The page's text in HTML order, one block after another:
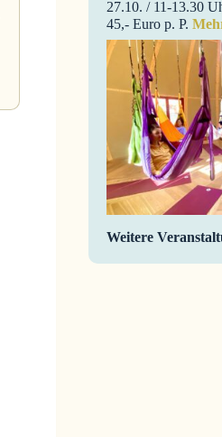
27.10. / 11-13.30
45,- Euro p. P.
Weitere